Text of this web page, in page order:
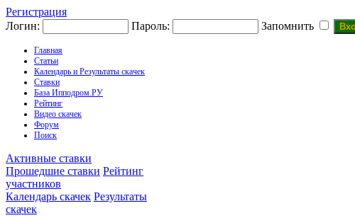
Регистрация
Логин:
Пароль: Запомнить
Главная
Статьи
Календарь и Результаты скачек
Ставки
База Ипподром.РУ
Рейтинг
Видео скачек
Форум
Поиск
Активные ставки
Прошедшие ставки Рейтинг
участников
Календарь скачек Результаты
скачек